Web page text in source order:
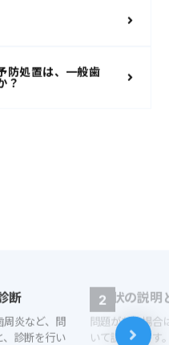
なります。プロフィ
クについての説明、
後も病気にならない
えば、人間ドックと
防処置は、一般歯
？
断
周炎など、問
、診断を行い
2
現状の説明
問題がある場合
いて説明します